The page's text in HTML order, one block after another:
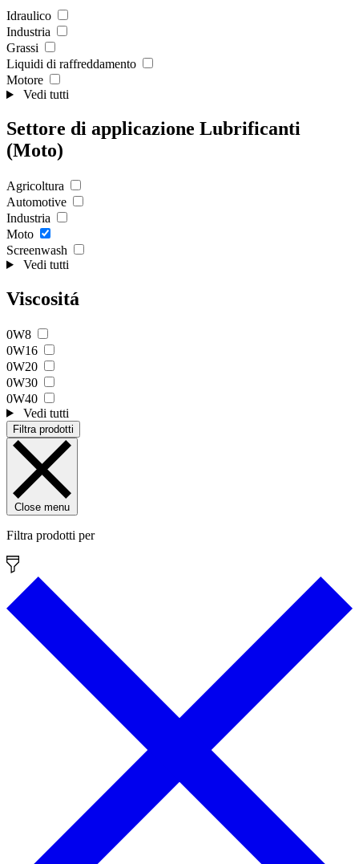
Idraulico
Industria
Grassi
Liquidi di raffreddamento
Motore
Vedi tutti
Settore di applicazione Lubrificanti
(Moto)
Agricoltura
Automotive
Industria
Moto
Screenwash
Vedi tutti
Viscositá
0W8
0W16
0W20
0W30
0W40
Vedi tutti
Filtra prodotti
Close menu
Filtra prodotti per